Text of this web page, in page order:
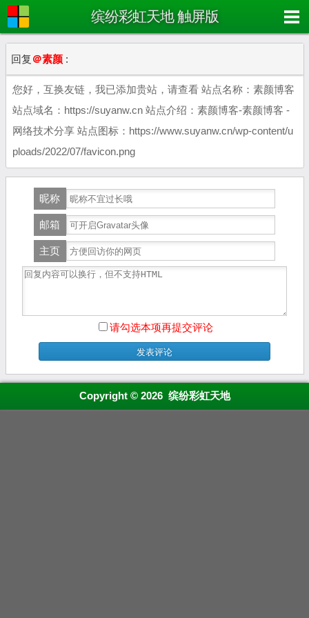
缤纷彩虹天地 触屏版
回复 ＠素颜 :
您好，互换友链，我已添加贵站，请查看 站点名称：素颜博客
站点域名：https://suyanw.cn 站点介绍：素颜博客-素颜博客 -
网络技术分享 站点图标：https://www.suyanw.cn/wp-content/u
ploads/2022/07/favicon.png
昵称
邮箱
主页
请勾选本项再提交评论
Copyright © 2026 缤纷彩虹天地